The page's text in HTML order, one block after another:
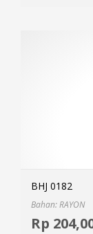
BHJ 0182
Bahan: RAYON
Rp